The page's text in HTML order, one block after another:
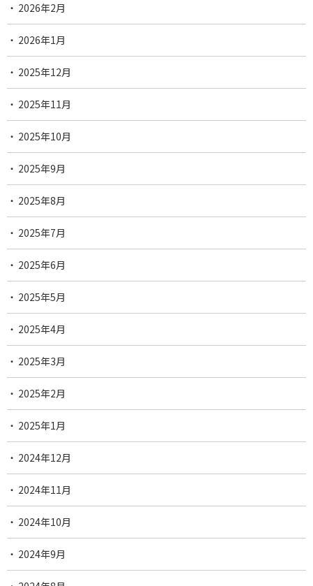
2026年2月
2026年1月
2025年12月
2025年11月
2025年10月
2025年9月
2025年8月
2025年7月
2025年6月
2025年5月
2025年4月
2025年3月
2025年2月
2025年1月
2024年12月
2024年11月
2024年10月
2024年9月